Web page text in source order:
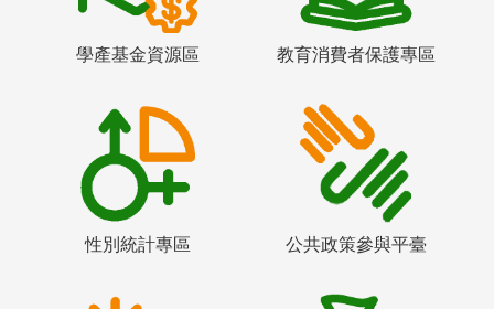
學產基金資源區 教育消費者保護專區
性別統計專區 公共政策參與平臺